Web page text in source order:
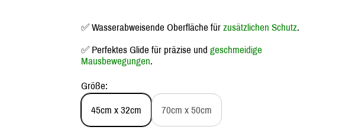
✅ Wasserabweisende Oberfläche für zusätzlichen Schutz.
✅ Perfektes Glide für präzise und geschmeidige
Mausbewegungen.
Größe:
45cm x 32cm 70cm x 50cm